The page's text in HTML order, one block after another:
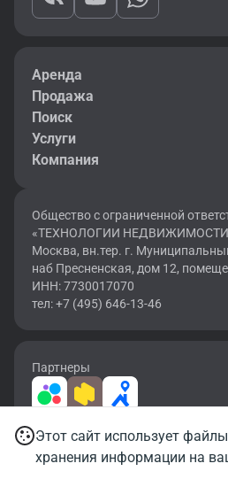
Аренда
Продажа
Поиск
Услуги
Компания
Общество с ограниченной
«ТЕХНОЛОГИИ НЕДВИЖИМОСТИ»
Москва, вн.тер. г.
наб Пресненская, дом 12,
ИНН: 7730017070
тел: +7 (495) 646-13-46
Партнеры
2026 © OF.RU | Все права защищены.
Карта сайтаУсловия использования
Этот сайт использует
хранения информации на